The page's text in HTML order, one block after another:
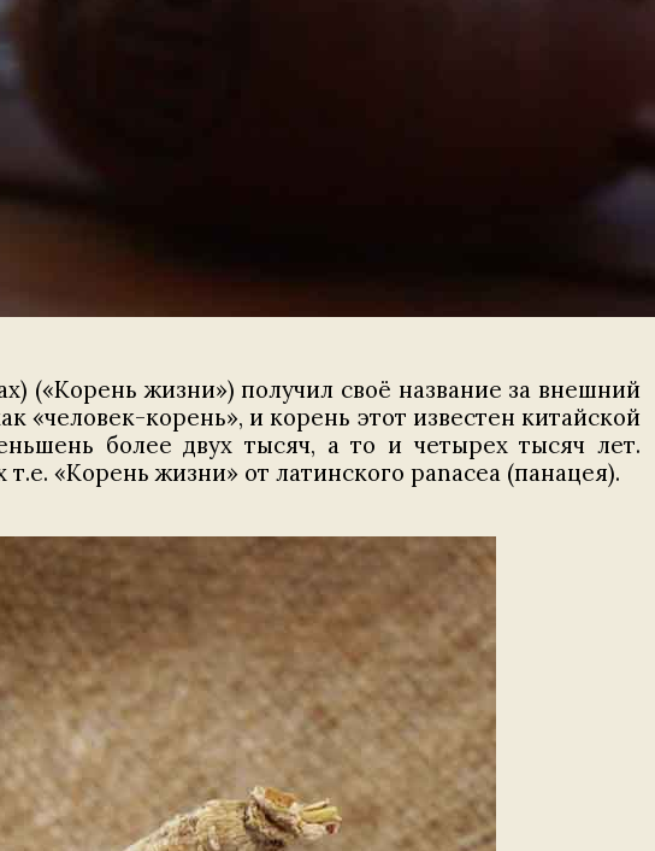
(«Корень жизни») получил своё название за внешний
«человек-корень», и корень этот известен китайской
более двух тысяч, а то и четырех тысяч лет.
«Корень жизни» от латинского panacea (панацея).